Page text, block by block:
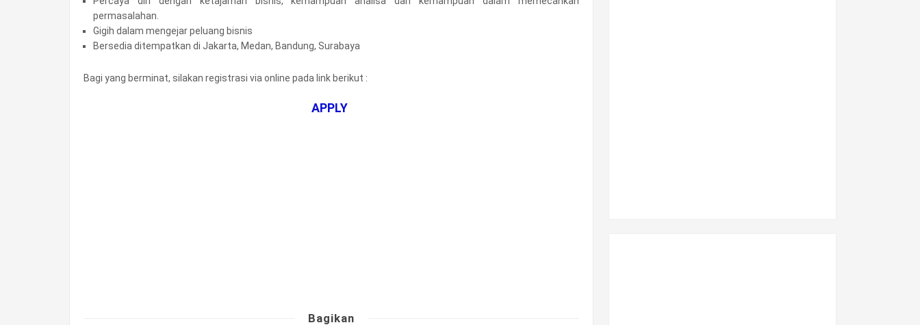
permasalahan.
Gigih dalam mengejar peluang bisnis
Bersedia ditempatkan di Jakarta, Medan, Bandung, Surabaya
Bagi yang berminat, silakan registrasi via online pada link berikut :
APPLY
Bagikan